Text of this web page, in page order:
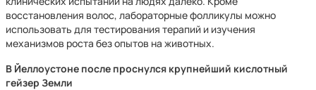
восстановления волос, лабораторные фолликулы можно
использовать для тестирования терапий и изучения
механизмов роста без опытов на животных.
В Йеллоустоне после проснулся крупнейший кислотный
гейзер Земли